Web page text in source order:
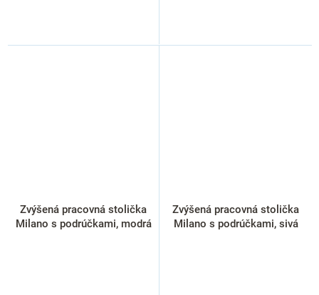
Zvýšená pracovná stolička
Milano s podrúčkami, modrá
Zvýšená pracovná stolička
Milano s podrúčkami, sivá